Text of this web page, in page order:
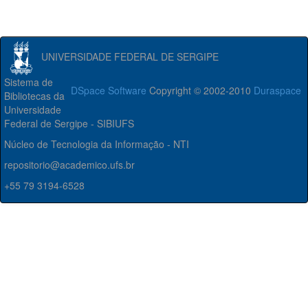
UNIVERSIDADE FEDERAL DE SERGIPE
DSpace Software Copyright © 2002-2010 Duraspace
Sistema de
Bibliotecas da
Universidade
Federal de Sergipe - SIBIUFS
Núcleo de Tecnologia da Informação - NTI
repositorio@academico.ufs.br
+55 79 3194-6528